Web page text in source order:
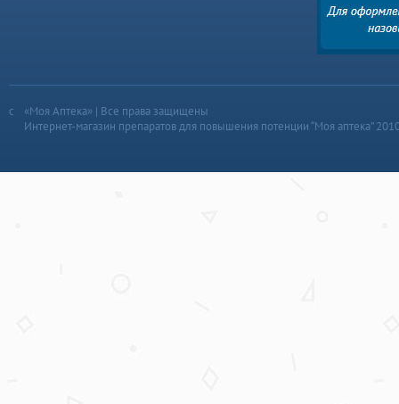
«Моя Аптека» | Все права защищены
Интернет-магазин препаратов для повышения потенции “Моя аптека”